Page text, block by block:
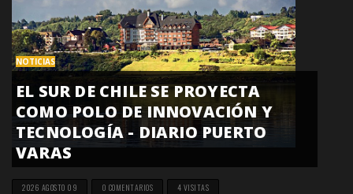
NOTICIAS
EL SUR DE CHILE SE PROYECTA
COMO POLO DE INNOVACIÓN Y
TECNOLOGÍA - DIARIO PUERTO
VARAS
2026 AGOSTO 09 0 COMENTARIOS 4 VISITAS